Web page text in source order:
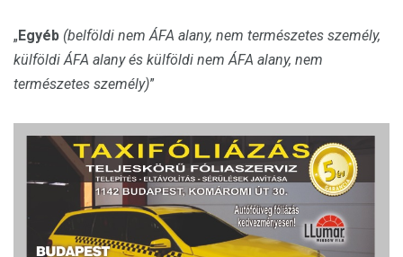
„Egyéb (belföldi nem ÁFA alany, nem természetes személy,
külföldi ÁFA alany és külföldi nem ÁFA alany, nem
természetes személy)”